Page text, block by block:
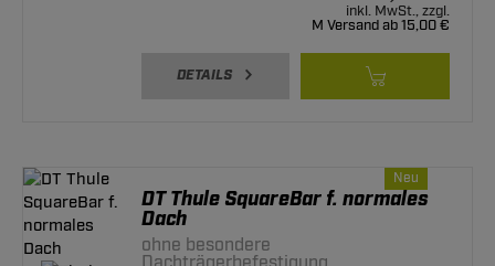
inkl. MwSt., zzgl.
M Versand ab 15,00 €
DETAILS
Neu
DT Thule SquareBar f. normales
Dach
ohne besondere